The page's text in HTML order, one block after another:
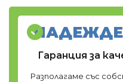
Гаранция за
Разполагаме със